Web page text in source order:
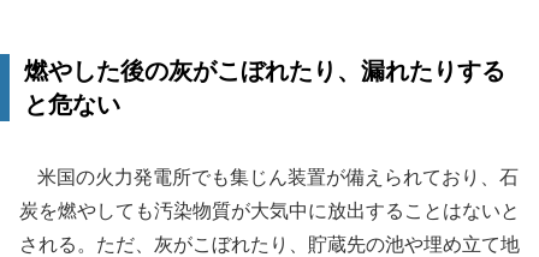
燃やした後の灰がこぼれたり、漏れたりする
と危ない
米国の火力発電所でも集じん装置が備えられており、石
炭を燃やしても汚染物質が大気中に放出することはないと
される。ただ、灰がこぼれたり、貯蔵先の池や埋め立て地